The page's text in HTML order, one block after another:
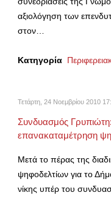
αξιολόγηση των
στον…
Κατηγορία
Τετάρτη, 24 Νοεμβρίου 2010
Συνδυασμός
επανακαταμέτρηση
Μετά το πέρας της
ψηφοδελτίων για το
νίκης υπέρ του